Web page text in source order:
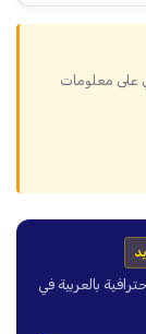
على معلومات
بالعربية في